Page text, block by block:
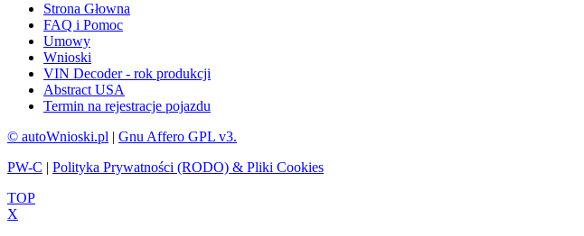
Strona Głowna
FAQ i Pomoc
Umowy
Wnioski
VIN Decoder - rok produkcji
Abstract USA
Termin na rejestracje pojazdu
© autoWnioski.pl | Gnu Affero GPL v3.
PW-C | Polityka Prywatności (RODO) & Pliki Cookies
TOP
X